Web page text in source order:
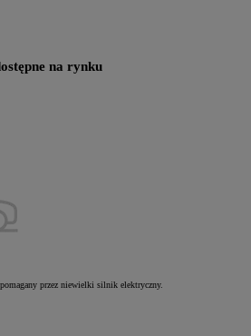
na rynku
przez niewielki silnik elektryczny.